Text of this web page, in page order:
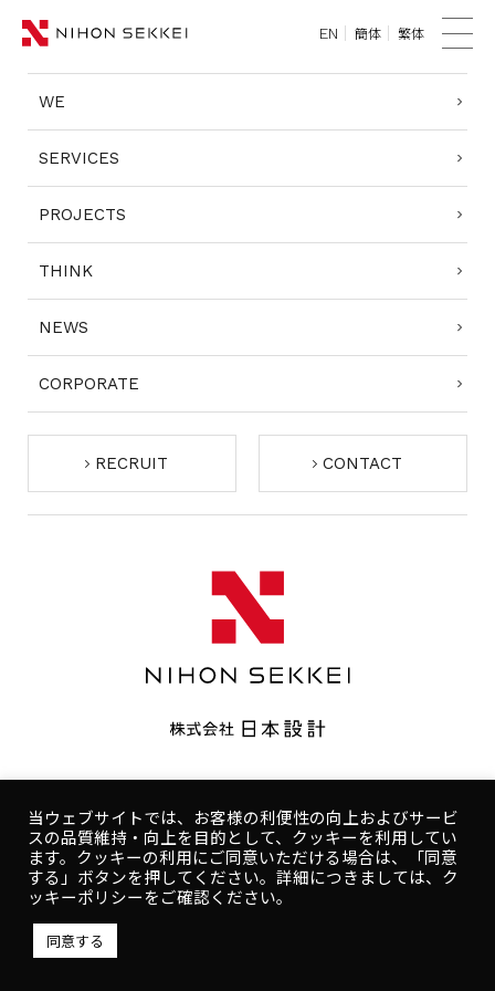
WE
SERVICES
PROJECTS
THINK
NEWS
CORPORATE
EN 簡体 繁体
TOP
WE
SERVICES
PROJECTS
THINK
NEWS
CORPORATE
RECRUIT CONTACT
Copyright © NIHON SEKKEI, INC.
人権ポリシー
健康ポリシー ご利用規約
当ウェブサイトでは、お客様の利便性の向上およびサービ
スの品質維持・向上を目的として、クッキーを利用してい
ます。クッキーの利用にご同意いただける場合は、「同意
する」ボタンを押してください。詳細につきましては、ク
ッキーポリシーをご確認ください。
同意する